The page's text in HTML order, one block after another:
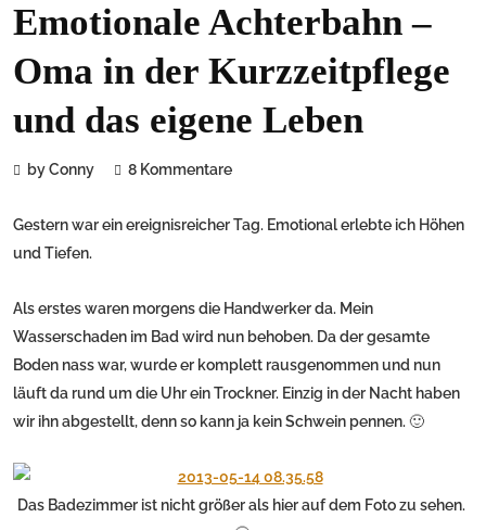
Emotionale Achterbahn –
Oma in der Kurzzeitpflege
und das eigene Leben
by Conny 8 Kommentare
Gestern war ein ereignisreicher Tag. Emotional erlebte ich Höhen
und Tiefen.
Als erstes waren morgens die Handwerker da. Mein
Wasserschaden im Bad wird nun behoben. Da der gesamte
Boden nass war, wurde er komplett rausgenommen und nun
läuft da rund um die Uhr ein Trockner. Einzig in der Nacht haben
wir ihn abgestellt, denn so kann ja kein Schwein pennen. 🙂
Das Badezimmer ist nicht größer als hier auf dem Foto zu sehen.